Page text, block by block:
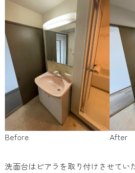
Before After
洗面台はピアラを取り付けさせてい